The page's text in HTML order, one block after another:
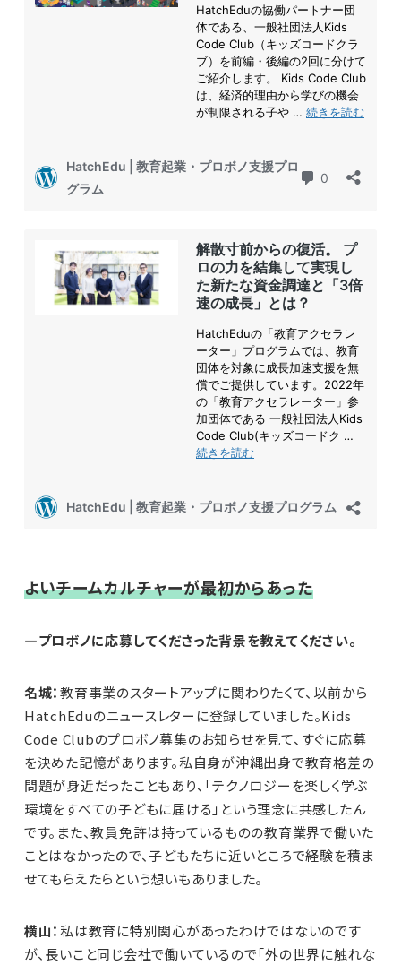
よいチームカルチャーが最初からあった
—プロボノに応募してくださった背景を教えてください。
名城：教育事業のスタートアップに関わりたくて、以前から
HatchEduのニュースレターに登録していました。Kids
Code Clubのプロボノ募集のお知らせを見て、すぐに応募
を決めた記憶があります。私自身が沖縄出身で教育格差の
問題が身近だったこともあり、「テクノロジーを楽しく学ぶ
環境をすべての子どもに届ける」という理念に共感したん
です。また、教員免許は持っているものの教育業界で働いた
ことはなかったので、子どもたちに近いところで経験を積ま
せてもらえたらという想いもありました。
横山：私は教育に特別関心があったわけではないのです
が、長いこと同じ会社で働いているので「外の世界に触れな